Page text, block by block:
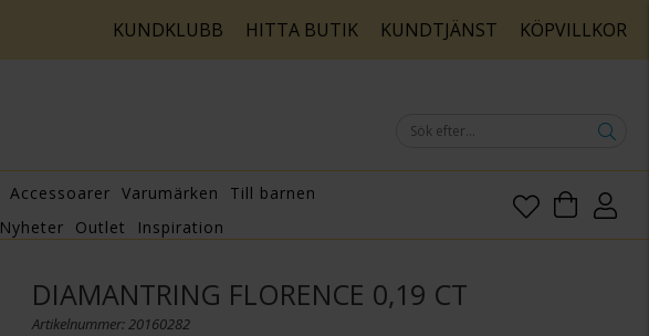
KUNDKLUBB HITTA BUTIK KUNDTJÄNST KÖPVILLKOR
Accessoarer Varumärken
Till barnen
Nyheter Outlet Inspiration
DIAMANTRING FLORENCE 0,19 CT
Artikelnummer: 20160282